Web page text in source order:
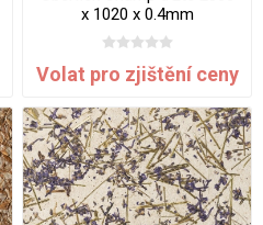
x 1020 x 0.4mm
SuperOrganic
Volat pro zjištění ceny